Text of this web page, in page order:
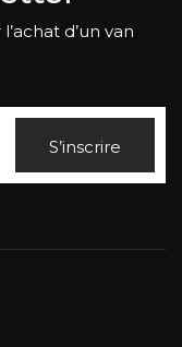
d’un van
S’inscrire